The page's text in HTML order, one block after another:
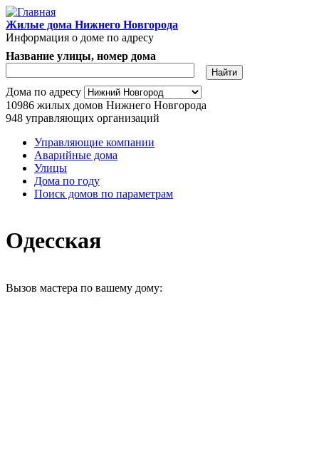
Перейти к основному содержанию
Жилые дома Нижнего Новгорода
Информация о доме по адресу
Адрес дома
Название улицы, номер дома
Дома по адресу
10986 жилых домов Нижнего Новгорода
948 управляющих организаций
Главное меню
Управляющие компании
Аварийные дома
Улицы
Дома по году
Поиск домов по параметрам
Одесская
Вызов мастера по вашему дому: